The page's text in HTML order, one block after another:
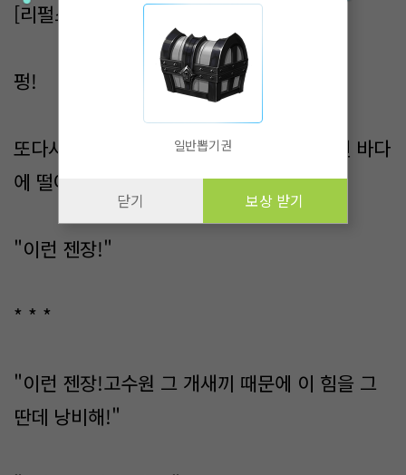
[리펄스]
펑!
또다시 이도원의 신형이 튕겨져 나와 이번엔 바다
에 떨어졌다.
"이런 젠장!"
* * *
"이런 젠장!고수원 그 개새끼 때문에 이 힘을 그
딴데 낭비해!"
일반뽑기권
닫기 보상 받기